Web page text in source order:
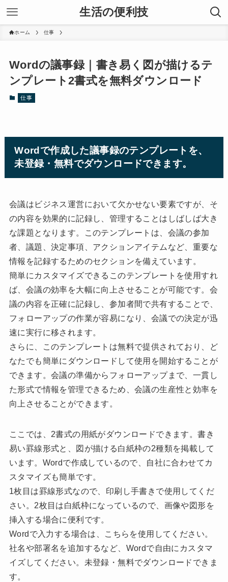
生活の便利技
ホーム 仕事
Wordの議事録｜書き易く図が描けるテ
ンプレート2書式を無料ダウンロード
仕事
Wordで作成した議事録のテンプレートを、
未登録・無料でダウンロードできます。
会議はビジネス運営において欠かせない要素ですが、そ
の内容を効果的に記録し、管理することはしばしば大き
な課題となります。このテンプレートは、会議の参加
者、議題、決定事項、アクションアイテムなど、重要な
情報を記録するためのセクションを備えています。
簡単にカスタマイズできるこのテンプレートを使用すれ
ば、会議の効率を大幅に向上させることが可能です。会
議の内容を正確に記録し、参加者間で共有することで、
フォローアップの作業が容易になり、会議での決定が迅
速に実行に移されます。
さらに、このテンプレートは無料で提供されており、ど
なたでも簡単にダウンロードして使用を開始することが
できます。会議の準備からフォローアップまで、一貫し
た形式で情報を管理できるため、会議の生産性と効率を
向上させることができます。
ここでは、2書式の用紙がダウンロードできます。書き
易い罫線形式と、図が描ける白紙枠の2種類を掲載して
います。Wordで作成しているので、自社に合わせてカ
スタマイズも簡単です。
1枚目は罫線形式なので、印刷し手書きで使用してくだ
さい。2枚目は白紙枠になっているので、画像や図形を
挿入する場合に便利です。
Wordで入力する場合は、こちらを使用してください。
社名や部署名を追加するなど、Wordで自由にカスタマ
イズしてください。未登録・無料でダウンロードできま
す。